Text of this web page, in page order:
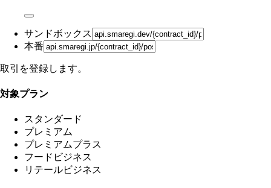
サンドボックス
本番
取引を登録します。
対象プラン
スタンダード
プレミアム
プレミアムプラス
フードビジネス
リテールビジネス